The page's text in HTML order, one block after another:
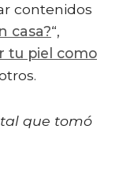
contenidos
casa?“,
tu piel como
que tomó